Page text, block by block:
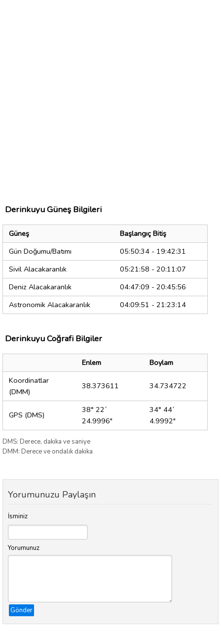
Derinkuyu Güneş Bilgileri
Güneş
Başlangıç Bitiş
Gün Doğumu/Batımı
05:50:34 - 19:42:31
Sivil Alacakaranlık
05:21:58 - 20:11:07
Deniz Alacakaranlık
04:47:09 - 20:45:56
Astronomik Alacakaranlık
04:09:51 - 21:23:14
Derinkuyu Coğrafi Bilgiler
Enlem
Boylam
Koordinatlar
(DMM)
38.373611 34.734722
GPS (DMS)
38° 22´
24.9996"
34° 44´
4.9992"
DMS: Derece, dakika ve saniye
DMM: Derece ve ondalık dakika
Yorumunuzu Paylaşın
İsminiz
Yorumunuz
Gönder